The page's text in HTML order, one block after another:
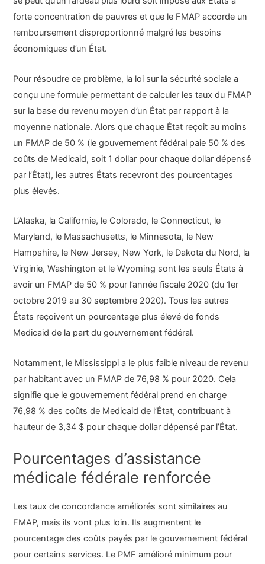
forte concentration de pauvres et que le FMAP accorde un
remboursement disproportionné malgré les besoins
économiques d’un État.
Pour résoudre ce problème, la loi sur la sécurité sociale a
conçu une formule permettant de calculer les taux du FMAP
sur la base du revenu moyen d’un État par rapport à la
moyenne nationale. Alors que chaque État reçoit au moins
un FMAP de 50 % (le gouvernement fédéral paie 50 % des
coûts de Medicaid, soit 1 dollar pour chaque dollar dépensé
par l’État), les autres États recevront des pourcentages
plus élevés.
L’Alaska, la Californie, le Colorado, le Connecticut, le
Maryland, le Massachusetts, le Minnesota, le New
Hampshire, le New Jersey, New York, le Dakota du Nord, la
Virginie, Washington et le Wyoming sont les seuls États à
avoir un FMAP de 50 % pour l’année fiscale 2020 (du 1er
octobre 2019 au 30 septembre 2020). Tous les autres
États reçoivent un pourcentage plus élevé de fonds
Medicaid de la part du gouvernement fédéral.
Notamment, le Mississippi a le plus faible niveau de revenu
par habitant avec un FMAP de 76,98 % pour 2020. Cela
signifie que le gouvernement fédéral prend en charge
76,98 % des coûts de Medicaid de l’État, contribuant à
hauteur de 3,34 $ pour chaque dollar dépensé par l’État.
Pourcentages d’assistance
médicale fédérale renforcée
Les taux de concordance améliorés sont similaires au
FMAP, mais ils vont plus loin. Ils augmentent le
pourcentage des coûts payés par le gouvernement fédéral
pour certains services. Le PMF amélioré minimum pour